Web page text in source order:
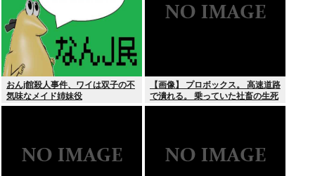
おんj館殺人事件、ワイは双子の不
気味なメイド姉妹役
【画像】 プロボックス。 高速道路
で潰れる。 乗っていた社畜の生死
不明